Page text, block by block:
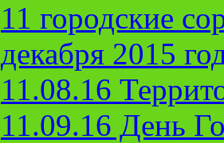
11 городские
декабря 2015
11.08.16
11.09.16 День